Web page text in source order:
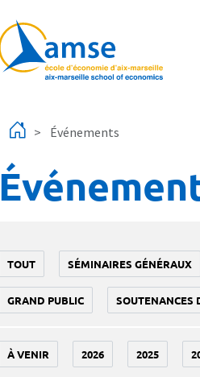
Événements
TOUT SÉMINAIRES GÉNÉRAUX
GRAND PUBLIC SOUTENANCES
À VENIR 2026 2025